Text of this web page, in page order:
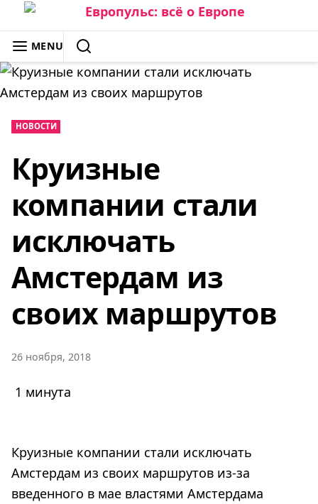
Skip
to
content
ЕВРОПУЛЬС: ВСЁ О ЕВРОПЕ
MENU
SEARCH
НОВОСТИ
Круизные
компании стали
исключать
Амстердам из
своих маршрутов
26 ноября, 2018
1 минута
Круизные компании стали исключать
Амстердам из своих маршрутов из-за
введенного в мае властями Амстердама